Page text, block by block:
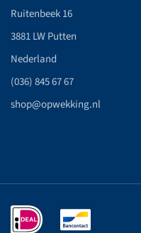
Ruitenbeek 16
3881 LW Putten
Nederland
(036) 845 67 67
shop@opwekking.nl